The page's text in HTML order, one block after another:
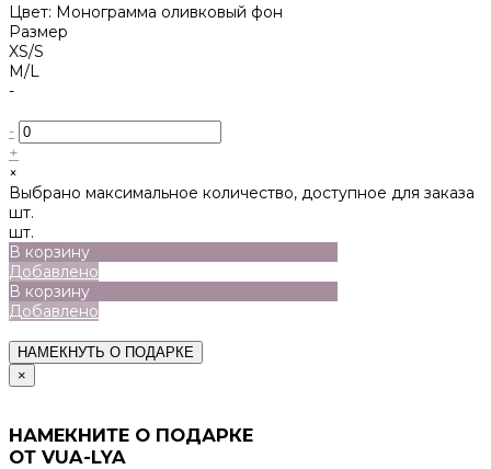
Цвет: Монограмма оливковый фон
Размер
XS/S
M/L
-
-
+
×
Выбрано максимальное количество, доступное для заказа
шт.
шт.
В корзину
Добавлено
В корзину
Добавлено
НАМЕКНУТЬ О ПОДАРКЕ
×
НАМЕКНИТЕ О ПОДАРКЕ
ОТ VUA-LYA